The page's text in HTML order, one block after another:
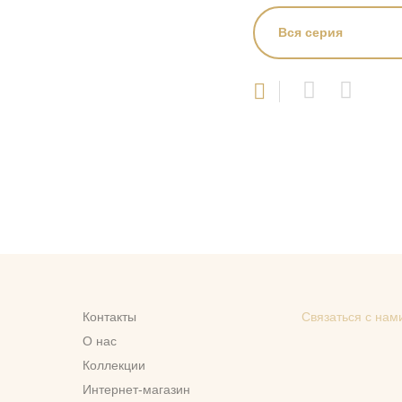
Вся серия
Контакты
О нас
Коллекции
Интернет-магазин
Связаться с